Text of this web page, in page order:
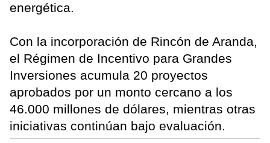
energética.
Con la incorporación de Rincón de Aranda,
el Régimen de Incentivo para Grandes
Inversiones acumula 20 proyectos
aprobados por un monto cercano a los
46.000 millones de dólares, mientras otras
iniciativas continúan bajo evaluación.